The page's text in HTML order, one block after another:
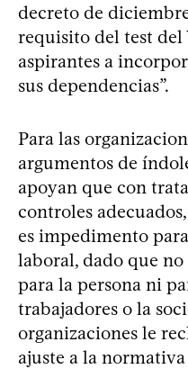
decreto de
requisito del test del
aspirantes a
sus dependencias”.
Para las
argumentos de
apoyan que con
controles
es impedimento
laboral, dado que
para la persona ni
trabajadores o la
organizaciones le
ajuste a la